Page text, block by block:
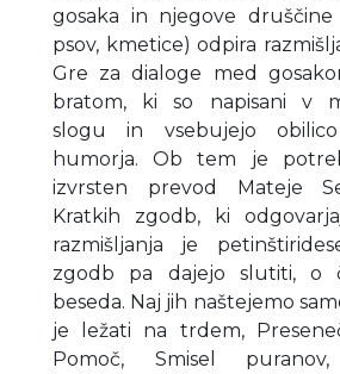
gosaka in njegove druščine
psov, kmetice) odpira
Gre za dialoge med
bratom, ki so napisani v
slogu in vsebujejo
humorja. Ob tem je
izvrsten prevod Mateje
Kratkih zgodb, ki
razmišljanja je
zgodb pa dajejo slutiti, o
beseda. Naj jih naštejemo
je ležati na trdem,
Pomoč, Smisel puranov,